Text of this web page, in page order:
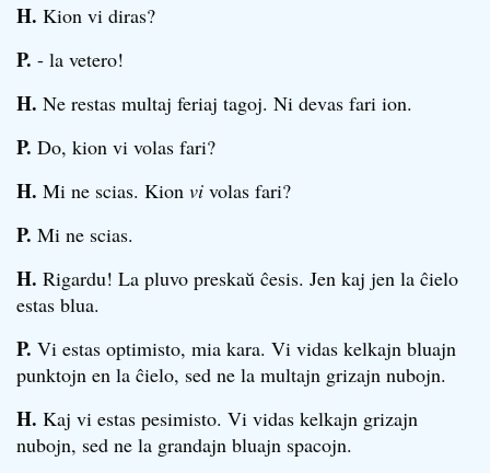
H. Kion vi diras?
P. - la vetero!
H. Ne restas multaj feriaj tagoj. Ni devas fari ion.
P. Do, kion vi volas fari?
H. Mi ne scias. Kion vi volas fari?
P. Mi ne scias.
H. Rigardu! La pluvo preskaŭ ĉesis. Jen kaj jen la ĉielo
estas blua.
P. Vi estas optimisto, mia kara. Vi vidas kelkajn bluajn
punktojn en la ĉielo, sed ne la multajn grizajn nubojn.
H. Kaj vi estas pesimisto. Vi vidas kelkajn grizajn
nubojn, sed ne la grandajn bluajn spacojn.